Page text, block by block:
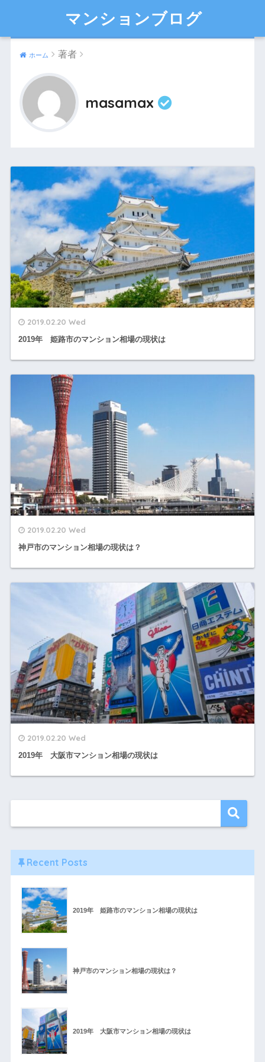
マンションブログ
ホーム 著者
masamax
2019.02.20 Wed
2019年 姫路市のマンション相場の現状は
2019.02.20 Wed
神戸市のマンション相場の現状は？
2019.02.20 Wed
2019年 大阪市マンション相場の現状は
Recent Posts
2019年 姫路市のマンション相場の現状は
神戸市のマンション相場の現状は？
2019年 大阪市マンション相場の現状は